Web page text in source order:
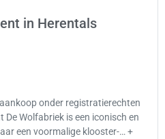
in Herentals
onder registratierechten
De Wolfabriek is een iconisch en
een voormalige klooster-… +